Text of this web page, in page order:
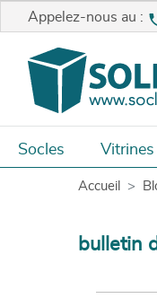
Appelez-nous au :
Socles Vitrines
Accueil
bulletin